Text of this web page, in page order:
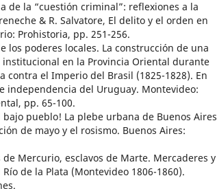
de la “cuestión criminal”: reflexiones a la
& R. Salvatore, El delito y el orden en
Prohistoria, pp. 251-256.
los poderes locales. La construcción de una
en la Provincia Oriental durante
contra el Imperio del Brasil (1825-1828). En
independencia del Uruguay. Montevideo:
pp. 65-100.
bajo pueblo! La plebe urbana de Buenos Aires
de mayo y el rosismo. Buenos Aires:
de Mercurio, esclavos de Marte. Mercaderes y
de la Plata (Montevideo 1806-1860).